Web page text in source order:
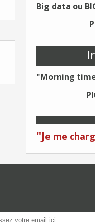
"Morning
"Je me charge de dire du